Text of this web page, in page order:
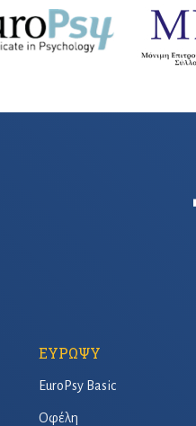
ΕΥΡΩΨΥ
EuroPsy Basic
Οφέλη